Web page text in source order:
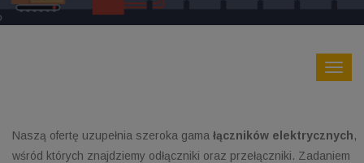
Naszą ofertę uzupełnia szeroka gama łączników elektrycznych,
wśród których znajdziemy odłączniki oraz przełączniki. Zadaniem